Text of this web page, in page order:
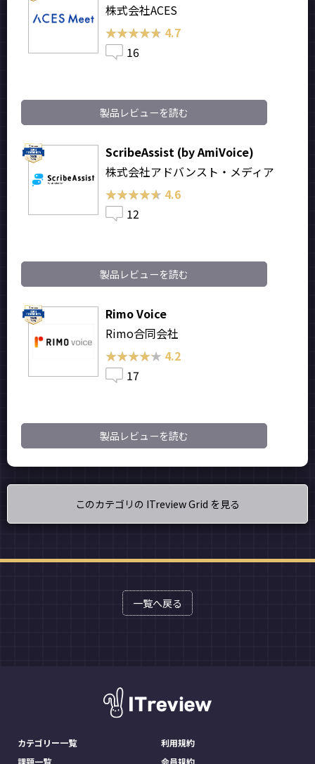
株式会社ACES
★★★★★
★★★★★ 4.7
16
製品レビューを読む
ScribeAssist (by AmiVoice)
株式会社アドバンスト・メディア
★★★★★
★★★★★ 4.6
12
製品レビューを読む
Rimo Voice
Rimo合同会社
★★★★★
★★★★★ 4.2
17
製品レビューを読む
このカテゴリの ITreview Grid を見る
一覧へ戻る
カテゴリー一覧
利用規約